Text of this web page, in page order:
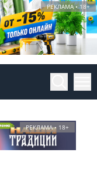
РЕКЛАМА • 18+
РЕКЛАМА • 18+